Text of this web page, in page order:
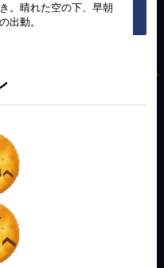
き。晴れた空の下、早朝
の出動。